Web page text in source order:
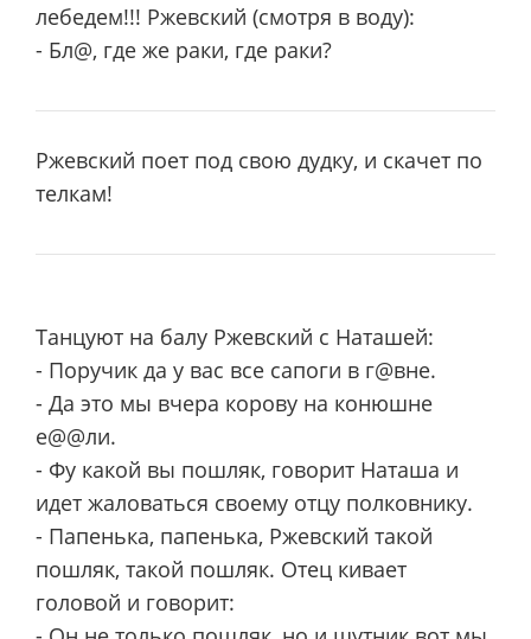
лебедем!!! Ржевский (смотря в воду):
- Бл@, где же раки, где раки?
Pжевский поет под свою дудку, и скачет по
телкам!
Танцуют на балу Ржевский с Наташей:
- Поручик да у вас все сапоги в г@вне.
- Да это мы вчера корову на конюшне
е@@ли.
- Фу какой вы пошляк, говорит Наташа и
идет жаловаться своему отцу полковнику.
- Папeнька, папeнька, Ржевский такой
пошляк, такой пошляк. Отец кивает
головой и говорит: